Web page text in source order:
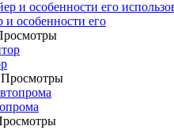
и особенности его